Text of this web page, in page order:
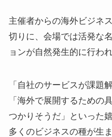
主催者からの海外ビジネ
切りに、会場では活発な
ョンが自然発生的に行わ
「自社のサービスが課題
「海外で展開するための
つかりそうだ」といった
多くのビジネスの種が生